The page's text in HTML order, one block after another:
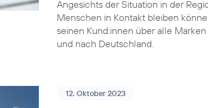
Angesichts der Situation in der
Menschen in Kontakt bleiben
seinen Kund:innen über alle
und nach Deutschland.
12. Oktober 2023